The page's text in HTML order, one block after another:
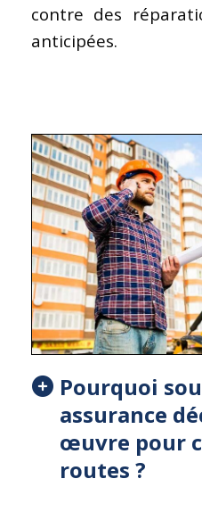
contre des
anticipées.
Pourquoi
assurance
œuvre pour
routes ?